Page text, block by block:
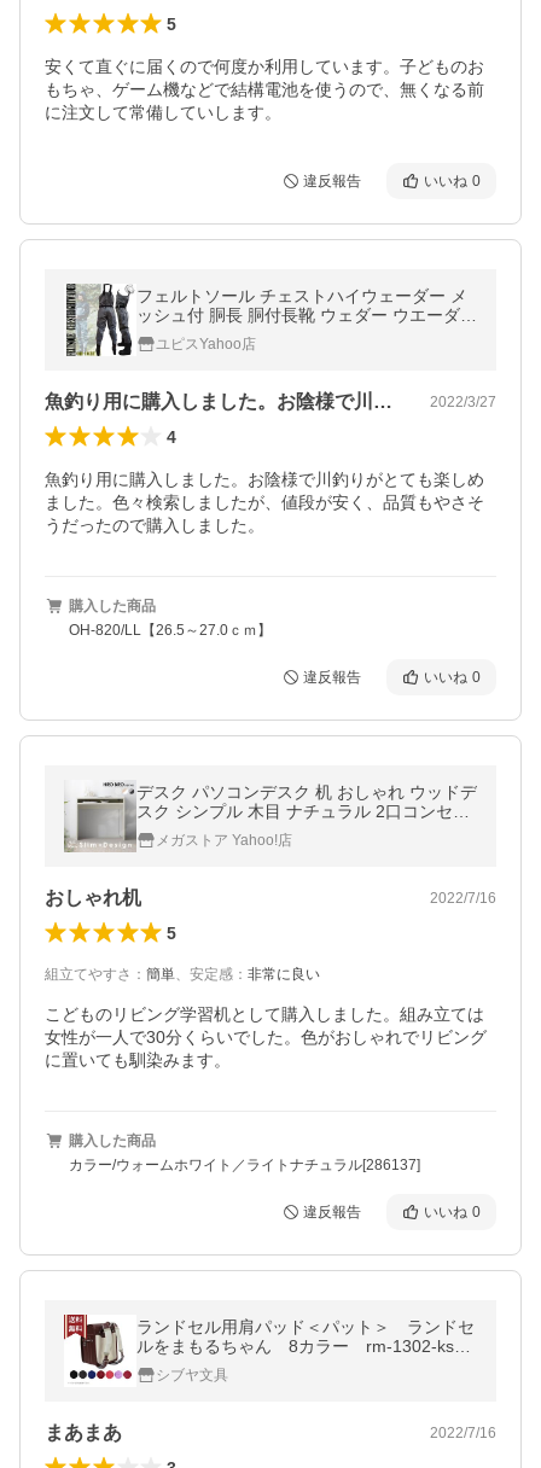
5
安くて直ぐに届くので何度か利用しています。子どものお
もちゃ、ゲーム機などで結構電池を使うので、無くなる前
に注文して常備していします。
違反報告 いいね 0
フェルトソール チェストハイウェーダー メ
ッシュ付 胴長 胴付長靴 ウェダー ウエーダー
フェルト底 OH-103F
ユピスYahoo店
魚釣り用に購入しました。お陰様で川釣り… 2022/3/27
4
魚釣り用に購入しました。お陰様で川釣りがとても楽しめ
ました。色々検索しましたが、値段が安く、品質もやさそ
うだったので購入しました。
購入した商品
OH-820/LL【26.5～27.0ｃｍ】
違反報告 いいね 0
デスク パソコンデスク 机 おしゃれ ウッドデ
スク シンプル 木目 ナチュラル 2口コンセン
ト付き アイリスオーヤマ ウォームホワイト
／ライトナチュラル WDK-800
メガストア Yahoo!店
おしゃれ机 2022/7/16
5
組立てやすさ ： 簡単、 安定感 ： 非常に良い
こどものリビング学習机として購入しました。組み立ては
女性が一人で30分くらいでした。色がおしゃれでリビング
に置いても馴染みます。
購入した商品
カラー/ウォームホワイト／ライトナチュラル[286137]
違反報告 いいね 0
ランドセル用肩パッド＜パット＞ ランドセ
ルをまもるちゃん 8カラー rm-1302-ksa
[M便 1/2]
シブヤ文具
まあまあ 2022/7/16